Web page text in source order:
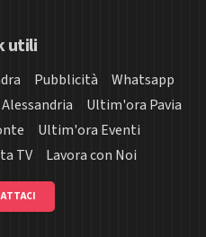
utili
Pubblicità
Whatsapp
Ultim'ora Pavia
Ultim'ora Eventi
TV Lavora con Noi